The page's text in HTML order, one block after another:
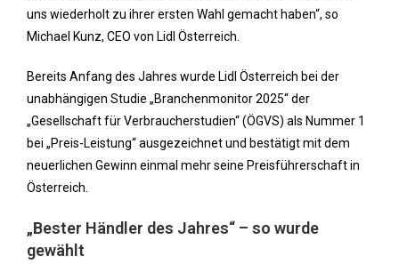
uns wiederholt zu ihrer ersten Wahl gemacht haben“, so
Michael Kunz, CEO von Lidl Österreich.
Bereits Anfang des Jahres wurde Lidl Österreich bei der
unabhängigen Studie „Branchenmonitor 2025“ der
„Gesellschaft für Verbraucherstudien“ (ÖGVS) als Nummer 1
bei „Preis-Leistung“ ausgezeichnet und bestätigt mit dem
neuerlichen Gewinn einmal mehr seine Preisführerschaft in
Österreich.
„Bester Händler des Jahres“ – so wurde
gewählt